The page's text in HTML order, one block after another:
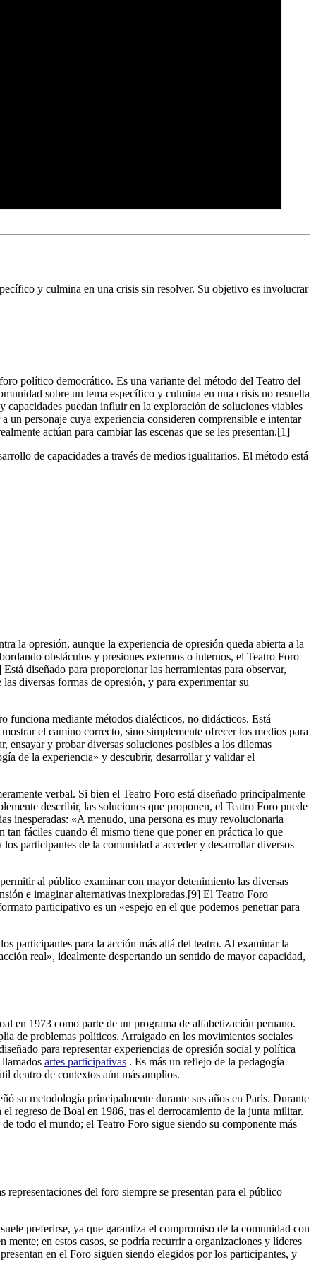
y culmina en una crisis sin resolver. Su objetivo es involucrar
político democrático. Es una variante del método del Teatro del
sobre un tema específico y culmina en una crisis no resuelta
capacidades puedan influir en la exploración de soluciones viables
un personaje cuya experiencia consideren comprensible e intentar
actúan para cambiar las escenas que se les presentan.[1]
de capacidades a través de medios igualitarios. El método está
la opresión, aunque la experiencia de opresión queda abierta a la
obstáculos y presiones externos o internos, el Teatro Foro
diseñado para proporcionar las herramientas para observar,
diversas formas de opresión, y para experimentar su
funciona mediante métodos dialécticos, no didácticos. Está
el camino correcto, sino simplemente ofrecer los medios para
y probar diversas soluciones posibles a los dilemas
de la experiencia» y descubrir, desarrollar y validar el
verbal. Si bien el Teatro Foro está diseñado principalmente
describir, las soluciones que proponen, el Teatro Foro puede
inesperadas: «A menudo, una persona es muy revolucionaria
fáciles cuando él mismo tiene que poner en práctica lo que
participantes de la comunidad a acceder y desarrollar diversos
al público examinar con mayor detenimiento las diversas
e imaginar alternativas inexploradas.[9] El Teatro Foro
participativo es un «espejo en el que podemos penetrar para
participantes para la acción más allá del teatro. Al examinar la
real», idealmente despertando un sentido de mayor capacidad,
en 1973 como parte de un programa de alfabetización peruano.
de problemas políticos. Arraigado en los movimientos sociales
para representar experiencias de opresión social y política
artes participativas . Es más un reflejo de la pedagogía
dentro de contextos aún más amplios.
su metodología principalmente durante sus años en París. Durante
regreso de Boal en 1986, tras el derrocamiento de la junta militar.
todo el mundo; el Teatro Foro sigue siendo su componente más
del foro siempre se presentan para el público
preferirse, ya que garantiza el compromiso de la comunidad con
en estos casos, se podría recurrir a organizaciones y líderes
en el Foro siguen siendo elegidos por los participantes, y